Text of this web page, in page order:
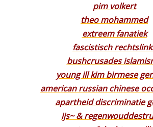
pim volkert
theo mohammed
extreem fanatiek
fascistisch
bushcrusades
young ill kim birmese
american russian chinese
apartheid discriminatie
ijs~ &